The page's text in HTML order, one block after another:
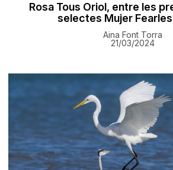
Rosa Tous Oriol, entre les
selectes Mujer
Aina Font Torra
21/03/2024